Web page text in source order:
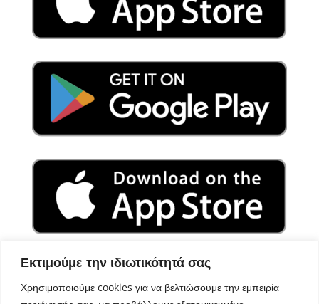
Εκτιμούμε την ιδιωτικότητά σας
Χρησιμοποιούμε cookies για να βελτιώσουμε την εμπειρία